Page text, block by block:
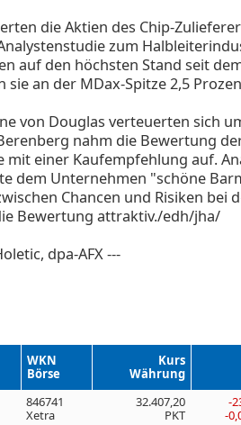
die Aktien des Chip-
zum
auf den höchsten Stand seit
an der MDax-Spitze 2,5
von Douglas verteuerten sich
nahm die Bewertung
mit einer Kaufempfehlung auf.
dem Unternehmen "schöne
Chancen und Risiken bei
Bewertung attraktiv./edh/jha/
dpa-AFX ---
WKN
Börse
Kurs
Währung
846741
Xetra
32.407,20
PKT
-
-